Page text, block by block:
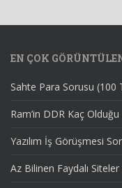
EN ÇOK
Sahte Para Sorusu (100
Ram’in DDR Kaç Olduğu
Yazılım İş Görüşmesi
Az Bilinen Faydalı Siteler